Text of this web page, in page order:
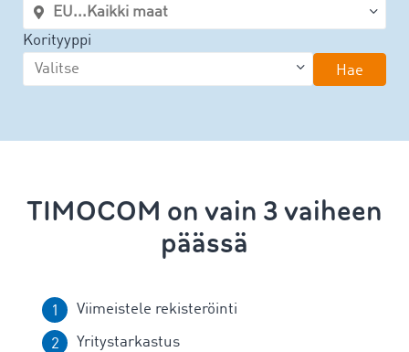
Korityyppi
Hae
TIMOCOM on vain 3 vaiheen
päässä
Viimeistele rekisteröinti
Yritystarkastus